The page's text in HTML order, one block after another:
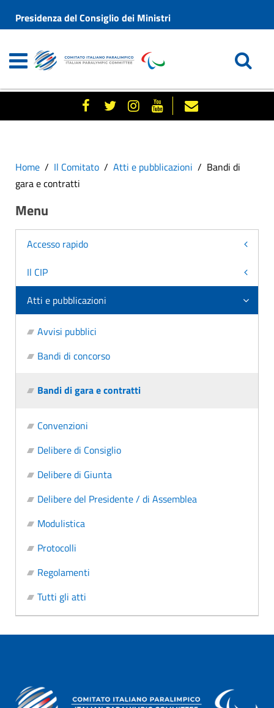
Presidenza del Consiglio dei Ministri
Home Il Comitato Atti e pubblicazioni
Bandi di
gara e contratti
Menu
Accesso rapido
Il CIP
Atti e pubblicazioni
Avvisi pubblici
Bandi di concorso
Bandi di gara e contratti
Convenzioni
Delibere di Consiglio
Delibere di Giunta
Delibere del Presidente / di Assemblea
Modulistica
Protocolli
Regolamenti
Tutti gli atti